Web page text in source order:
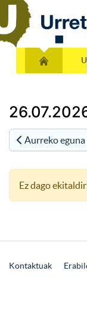
Aurreko eguna
Ez dago
Kontaktuak